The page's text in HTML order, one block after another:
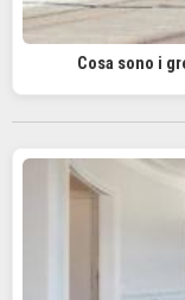
Cosa sono i